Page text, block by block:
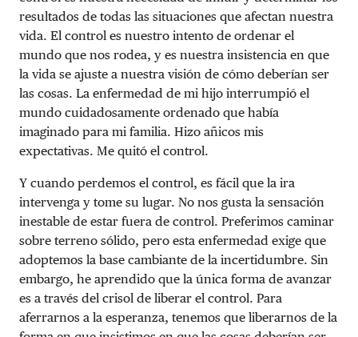
resultados de todas las situaciones que afectan nuestra
vida. El control es nuestro intento de ordenar el
mundo que nos rodea, y es nuestra insistencia en que
la vida se ajuste a nuestra visión de cómo deberían ser
las cosas. La enfermedad de mi hijo interrumpió el
mundo cuidadosamente ordenado que había
imaginado para mi familia. Hizo añicos mis
expectativas. Me quitó el control.
Y cuando perdemos el control, es fácil que la ira
intervenga y tome su lugar. No nos gusta la sensación
inestable de estar fuera de control. Preferimos caminar
sobre terreno sólido, pero esta enfermedad exige que
adoptemos la base cambiante de la incertidumbre. Sin
embargo, he aprendido que la única forma de avanzar
es a través del crisol de liberar el control. Para
aferrarnos a la esperanza, tenemos que liberarnos de la